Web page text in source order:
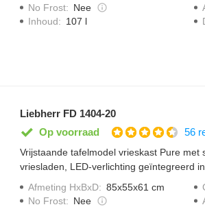
No Frost: Nee
Inhoud: 107 l
Liebherr FD 1404-20
Op voorraad
56
Vrijstaande tafelmodel vrieskast Pure met
vriesladen, LED-verlichting geïntegreerd
Afmeting HxBxD: 85x55x61 cm
No Frost: Nee